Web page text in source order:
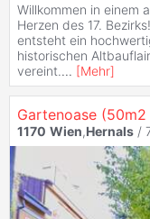
Willkommen in einem
Herzen des 17.
entsteht ein
historischen
vereint.... [Mehr]
Gartenoase
1170 Wien,Hernals /